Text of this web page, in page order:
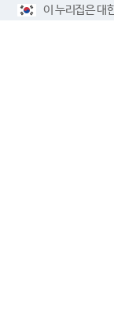
이 누리집은 대